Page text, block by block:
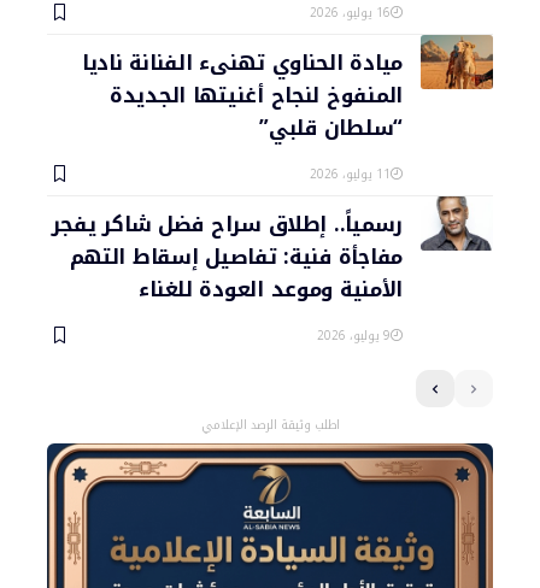
16 يوليو، 2026
ميادة الحناوي تهنىء الفنانة ناديا
المنفوخ لنجاح أغنيتها الجديدة
“سلطان قلبي”
11 يوليو، 2026
رسمياً.. إطلاق سراح فضل شاكر يفجر
مفاجأة فنية: تفاصيل إسقاط التهم
الأمنية وموعد العودة للغناء
9 يوليو، 2026
اطلب وثيقة الرصد الإعلامي